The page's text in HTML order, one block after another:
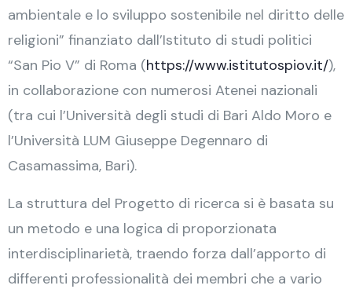
ambientale e lo sviluppo sostenibile nel diritto delle
religioni” finanziato dall’Istituto di studi politici
“San Pio V” di Roma (https://www.istitutospiov.it/),
in collaborazione con numerosi Atenei nazionali
(tra cui l’Università degli studi di Bari Aldo Moro e
l’Università LUM Giuseppe Degennaro di
Casamassima, Bari).
La struttura del Progetto di ricerca si è basata su
un metodo e una logica di proporzionata
interdisciplinarietà, traendo forza dall’apporto di
differenti professionalità dei membri che a vario